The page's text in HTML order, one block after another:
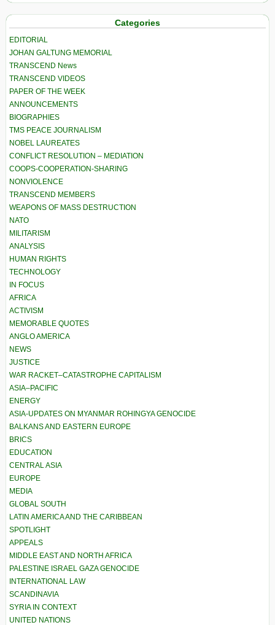
Categories
EDITORIAL
JOHAN GALTUNG MEMORIAL
TRANSCEND News
TRANSCEND VIDEOS
PAPER OF THE WEEK
ANNOUNCEMENTS
BIOGRAPHIES
TMS PEACE JOURNALISM
NOBEL LAUREATES
CONFLICT RESOLUTION – MEDIATION
COOPS-COOPERATION-SHARING
NONVIOLENCE
TRANSCEND MEMBERS
WEAPONS OF MASS DESTRUCTION
NATO
MILITARISM
ANALYSIS
HUMAN RIGHTS
TECHNOLOGY
IN FOCUS
AFRICA
ACTIVISM
MEMORABLE QUOTES
ANGLO AMERICA
NEWS
JUSTICE
WAR RACKET–CATASTROPHE CAPITALISM
ASIA–PACIFIC
ENERGY
ASIA-UPDATES ON MYANMAR ROHINGYA GENOCIDE
BALKANS AND EASTERN EUROPE
BRICS
EDUCATION
CENTRAL ASIA
EUROPE
MEDIA
GLOBAL SOUTH
LATIN AMERICA AND THE CARIBBEAN
SPOTLIGHT
APPEALS
MIDDLE EAST AND NORTH AFRICA
PALESTINE ISRAEL GAZA GENOCIDE
INTERNATIONAL LAW
SCANDINAVIA
SYRIA IN CONTEXT
UNITED NATIONS